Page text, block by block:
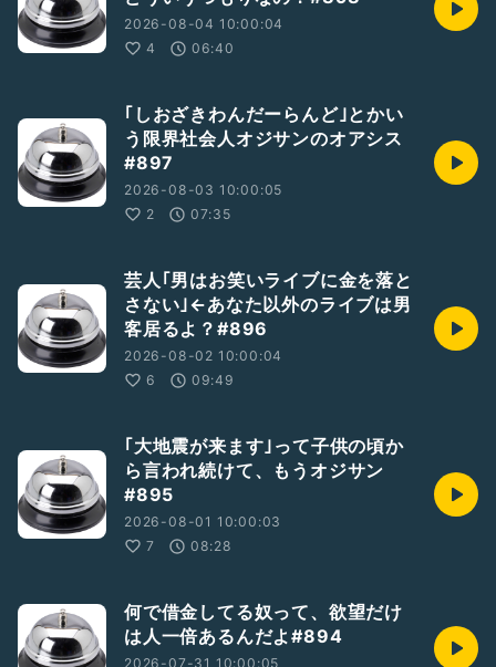
2026-08-04 10:00:04
4
06:40
｢しおざきわんだーらんど｣とかい
う限界社会人オジサンのオアシス
#897
2026-08-03 10:00:05
2
07:35
芸人｢男はお笑いライブに金を落と
さない｣←あなた以外のライブは男
客居るよ？#896
2026-08-02 10:00:04
6
09:49
｢大地震が来ます｣って子供の頃か
ら言われ続けて、もうオジサン
#895
2026-08-01 10:00:03
7
08:28
何で借金してる奴って、欲望だけ
は人一倍あるんだよ#894
2026-07-31 10:00:05